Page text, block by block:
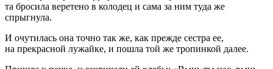
та бросила веретено в колодец и сама за ним туда же
спрыгнула.
И очутилась она точно так же, как прежде сестра ее,
на прекрасной лужайке, и пошла той же тропинкой далее.